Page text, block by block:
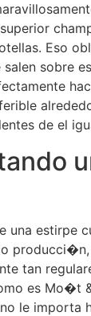
Eso
sobre
de el
una estirpe
tan
es Mo�t
le importa